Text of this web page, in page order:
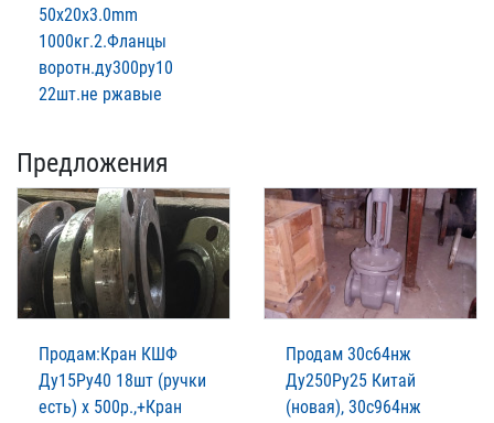
50х20х3.0mm
1000кг.2.Фланцы
воротн.ду300ру10
22шт.не ржавые
Предложения
Продам:Кран КШФ
Ду15Ру40 18шт (ручки
есть) х 500р.,+Кран
Продам 30с64нж
Ду250Ру25 Китай
(новая), 30с964нж